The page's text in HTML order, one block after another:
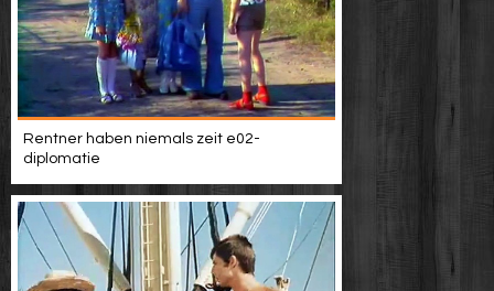
Rentner haben niemals zeit e02-
diplomatie